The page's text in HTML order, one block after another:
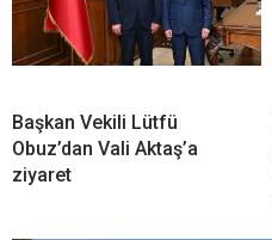
Başkan Vekili Lütfü
Obuz’dan Vali Aktaş’a
ziyaret